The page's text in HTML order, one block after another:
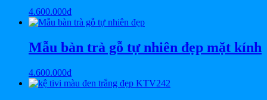
4.600.000₫
Mẫu bàn trà gỗ tự nhiên đẹp mặt kính
4.600.000₫